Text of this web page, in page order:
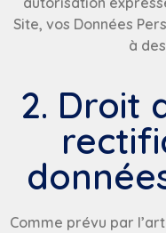
Site, vos Données
à
2. Droit
Comme prévu par